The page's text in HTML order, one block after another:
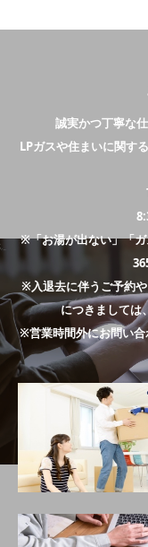
誠実かつ丁寧な
LPガスや住まいに関す
※「お湯が出ない」「
※入退去に伴うご予約
につきましては
※営業時間外にお問い